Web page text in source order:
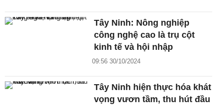
Tây Ninh: Nông nghiệp
công nghệ cao là trụ cột
kinh tế và hội nhập
09:56 30/10/2024
Tây Ninh hiện thực hóa khát
vọng vươn tầm, thu hút đầu